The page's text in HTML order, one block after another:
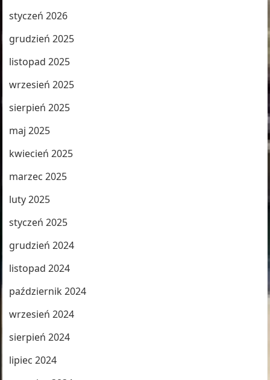
styczeń 2026
grudzień 2025
listopad 2025
wrzesień 2025
sierpień 2025
maj 2025
kwiecień 2025
marzec 2025
luty 2025
styczeń 2025
grudzień 2024
listopad 2024
październik 2024
wrzesień 2024
sierpień 2024
lipiec 2024